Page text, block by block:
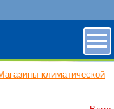
климатической